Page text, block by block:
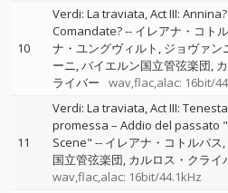
10
Verdi: La traviata, Act III: Annina?
Comandate?-- イレアナ・コト
ナ・ユングヴィルト ジョヴァン
ーニ バイエルン国立管弦楽団
ライバー
wav,flac,alac: 16bit/
11
Verdi: La traviata, Act III:
promessa – Addio del passato
Scene" -- イレアナ・コトルバス
国立管弦楽団 カルロス・クライ
wav,flac,alac: 16bit/44.1kHz